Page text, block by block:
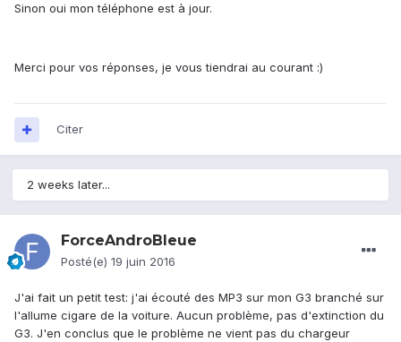
Sinon oui mon téléphone est à jour.
Merci pour vos réponses, je vous tiendrai au courant :)
Citer
2 weeks later...
ForceAndroBleue
Posté(e) 19 juin 2016
J'ai fait un petit test: j'ai écouté des MP3 sur mon G3 branché sur
l'allume cigare de la voiture. Aucun problème, pas d'extinction du
G3. J'en conclus que le problème ne vient pas du chargeur